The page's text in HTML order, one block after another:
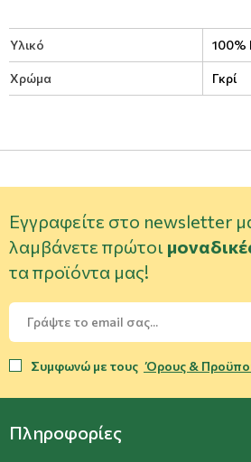
Υλικό 100%
Χρώμα Γκρί
Εγγραφείτε στο newsletter
λαμβάνετε πρώτοι
τα προϊόντα μας!
Συμφωνώ με τους Όρους &
Πληροφορίες